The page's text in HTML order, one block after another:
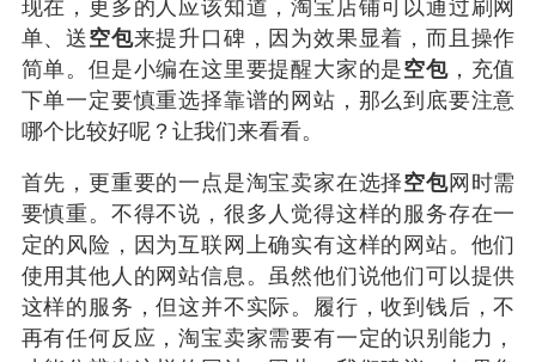
单、送空包来提升口碑，因为效果显着，而且操作
简单。但是小编在这里要提醒大家的是空包，充值
下单一定要慎重选择靠谱的网站，那么到底要注意
哪个比较好呢？让我们来看看。
首先，更重要的一点是淘宝卖家在选择空包网时需
要慎重。不得不说，很多人觉得这样的服务存在一
定的风险，因为互联网上确实有这样的网站。他们
使用其他人的网站信息。虽然他们说他们可以提供
这样的服务，但这并不实际。履行，收到钱后，不
再有任何反应，淘宝卖家需要有一定的识别能力，